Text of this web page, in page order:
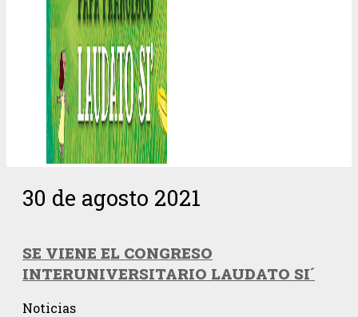
30 de agosto 2021
SE VIENE EL CONGRESO
INTERUNIVERSITARIO LAUDATO SI´
Noticias